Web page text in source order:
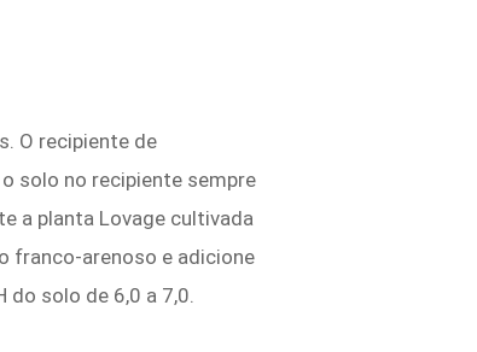
O recipiente de
solo no recipiente sempre
a planta Lovage cultivada
franco-arenoso e adicione
solo de 6,0 a 7,0.